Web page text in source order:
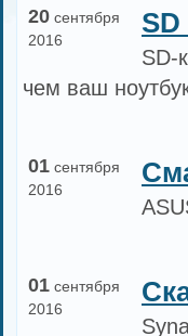
20 сентября
2016
SD
SD-
чем ваш
01 сентября
2016
01 сентября
2016